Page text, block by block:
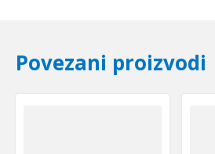
Povezani proizvodi